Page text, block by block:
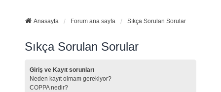
Anasayfa Forum ana sayfa Sıkça Sorulan Sorular
Sıkça Sorulan Sorular
Giriş ve Kayıt sorunları
Neden kayıt olmam gerekiyor?
COPPA nedir?